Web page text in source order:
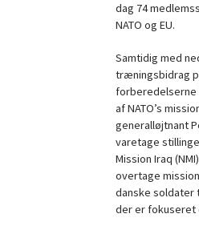
dag 74
NATO og EU.
Samtidig med
træningsbidrag
forberedelserne
af NATO’s
generalløjtnant
varetage
Mission Iraq
overtage
danske soldater
der er fokuseret